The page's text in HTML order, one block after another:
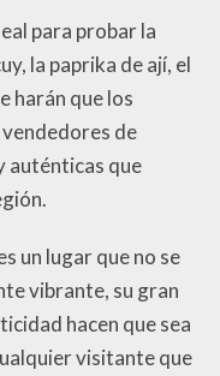
para probar la
la paprika de ají, el
harán que los
de
auténticas que
un lugar que no se
vibrante, su gran
hacen que sea
visitante que